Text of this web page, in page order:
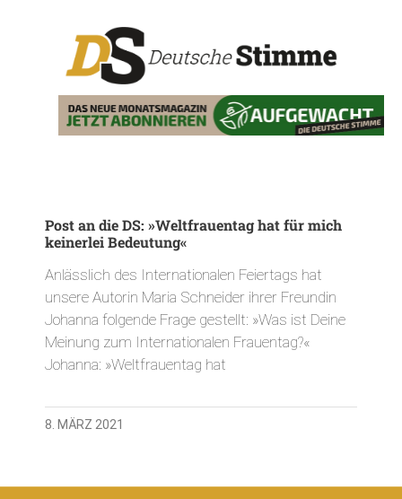
Post an die DS: »Weltfrauentag hat für mich
keinerlei Bedeutung«
Anlässlich des Internationalen Feiertags hat
unsere Autorin Maria Schneider ihrer Freundin
Johanna folgende Frage gestellt: »Was ist Deine
Meinung zum Internationalen Frauentag?«
Johanna: »Weltfrauentag hat
8. MÄRZ 2021